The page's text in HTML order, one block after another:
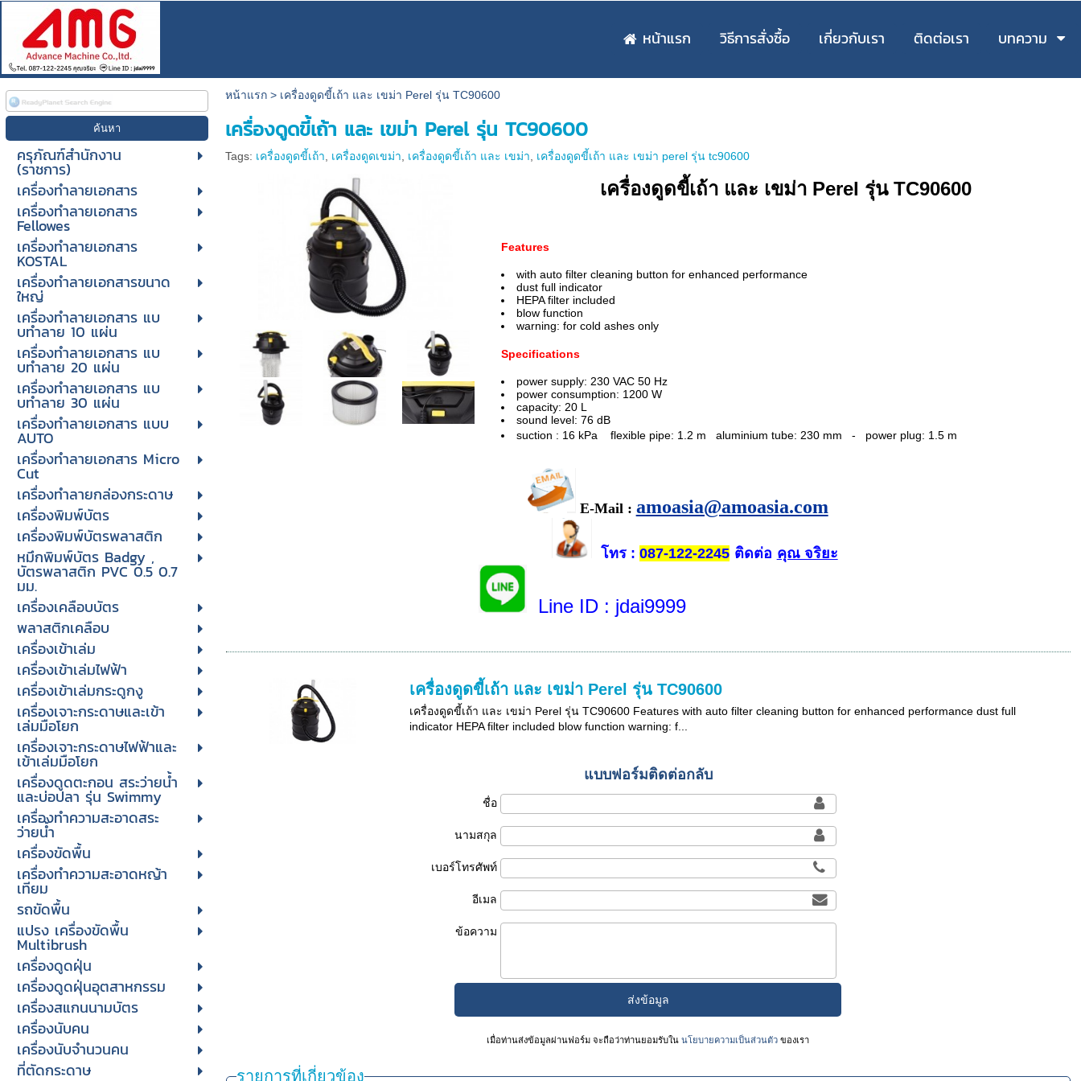
หน้าแรก วิธีการสั่งซื้อ เกี่ยวกับเรา ติดต่อเรา บทความ
ครุภัณฑ์สำนักงาน
(ราชการ)
เครื่องทำลายเอกสาร
เครื่องทำลายเอกสาร
Fellowes
เครื่องทำลายเอกสาร
KOSTAL
เครื่องทำลายเอกสารขนาด
ใหญ่
เครื่องทําลายเอกสาร แบ
บทําลาย 10 แผ่น
เครื่องทําลายเอกสาร แบ
บทําลาย 20 แผ่น
เครื่องทําลายเอกสาร แบ
บทําลาย 30 แผ่น
เครื่องทำลายเอกสาร แบบ
AUTO
เครื่องทำลายเอกสาร Micro
Cut
เครื่องทำลายกล่องกระดาษ
เครื่องพิมพ์บัตร
เครื่องพิมพ์บัตรพลาสติก
หมึกพิมพ์บัตร Badgy ,
บัตรพลาสติก PVC 0.5 0.7
มม.
เครื่องเคลือบบัตร
พลาสติกเคลือบ
เครื่องเข้าเล่ม
เครื่องเข้าเล่มไฟฟ้า
เครื่องเข้าเล่มกระดูกงู
เครื่องเจาะกระดาษและเข้า
เล่มมือโยก
เครื่องเจาะกระดาษไฟฟ้าและ
เข้าเล่มมือโยก
เครื่องดูดตะกอน สระว่ายน้ำ
และบ่อปลา รุ่น Swimmy
เครื่องทำความสะอาดสระ
ว่ายน้ำ
เครื่องขัดพื้น
เครื่องทำความสะอาดหญ้า
เทียม
รถขัดพื้น
แปรง เครื่องขัดพื้น
Multibrush
เครื่องดูดฝุ่น
เครื่องดูดฝุ่นอุตสาหกรรม
เครื่องสแกนนามบัตร
เครื่องนับคน
เครื่องนับจํานวนคน
ที่ตัดกระดาษ
หน้าแรก> เครื่องดูดขี้เถ้า และ เขม่า Perel รุ่น TC90600
เครื่องดูดขี้เถ้า และ เขม่า Perel รุ่น TC90600
Tags: เครื่องดูดขี้เถ้า เครื่องดูดเขม่า เครื่องดูดขี้เถ้า และ เขม่า เครื่องดูดขี้เถ้า และ เขม่า perel รุ่น tc90600
เครื่องดูดขี้เถ้า และ เขม่า Perel รุ่น TC90600
Features
with auto filter cleaning button for enhanced performance
dust full indicator
HEPA filter included
blow function
warning: for cold ashes only
Specifications
power supply: 230 VAC 50 Hz
power consumption: 1200 W
capacity: 20 L
sound level: 76 dB
suction : 16 kPa flexible pipe: 1.2 m aluminium tube: 230 mm - power plug: 1.5 m
E-Mail : amoasia@amoasia.com
โทร: 087-122-2245ติดต่อ คุณ จริยะ
Line ID : jdai9999
เครื่องดูดขี้เถ้า และ เขม่า Perel รุ่น TC90600
เครื่องดูดขี้เถ้า และ เขม่า Perel รุ่น TC90600 Features with auto filter cleaning button for enhanced performance dust full
indicator HEPA filter included blow function warning: f...
แบบฟอร์มติดต่อกลับ
ชื่อ
นามสกุล
เบอร์โทรศัพท์
อีเมล
ข้อความ
เมื่อท่านส่งข้อมูลผ่านฟอร์ม จะถือว่าท่านยอมรับใน นโยบายความเป็นส่วนตัวของเรา
รายการที่เกี่ยวข้อง